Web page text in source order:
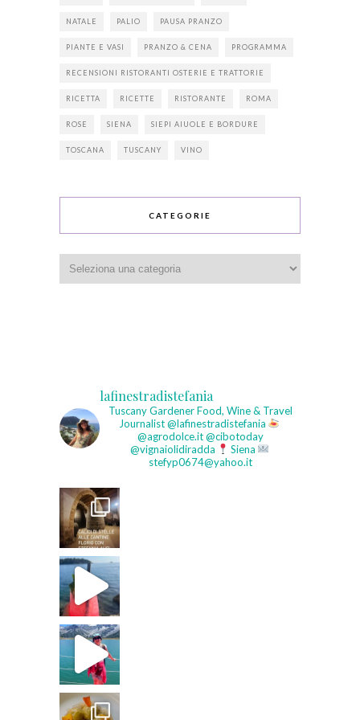
NATALE PALIO PAUSA PRANZO
PIANTE E VASI PRANZO & CENA PROGRAMMA
RECENSIONI RISTORANTI OSTERIE E TRATTORIE
RICETTA RICETTE RISTORANTE ROMA
ROSE SIENA SIEPI AIUOLE E BORDURE
TOSCANA TUSCANY VINO
CATEGORIE
lafinestradistefania
Tuscany GardenerFood, Wine & Travel
Journalist@lafinestradistefania
@agrodolce.it @cibotoday
@vignaiolidiradda
Siena
stefyp0674@yahoo.it